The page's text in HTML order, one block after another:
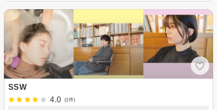
SSW
4.0
(1件)